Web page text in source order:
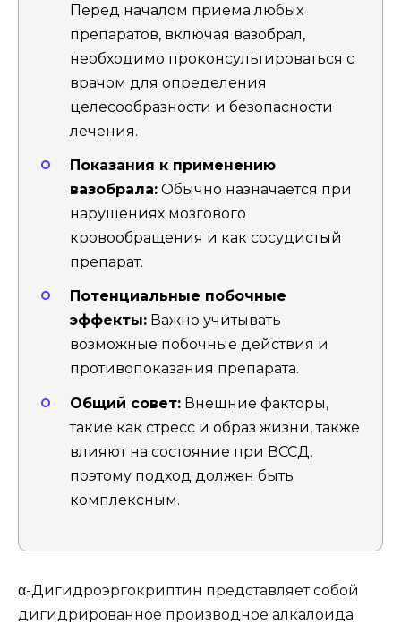
Перед началом приема любых
препаратов, включая вазобрал,
необходимо проконсультироваться с
врачом для определения
целесообразности и безопасности
лечения.
Показания к применению
вазобрала: Обычно назначается при
нарушениях мозгового
кровообращения и как сосудистый
препарат.
Потенциальные побочные
эффекты: Важно учитывать
возможные побочные действия и
противопоказания препарата.
Общий совет: Внешние факторы,
такие как стресс и образ жизни, также
влияют на состояние при ВССД,
поэтому подход должен быть
комплексным.
α-Дигидроэргокриптин представляет собой
дигидрированное производное алкалоида